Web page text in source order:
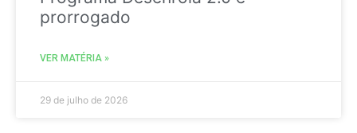
prorrogado
VER MATÉRIA »
29 de julho de 2026